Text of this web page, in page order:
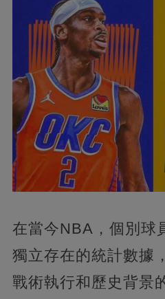
在當今NBA，個別球
獨立存在的統計數據
戰術執行和歷史背景